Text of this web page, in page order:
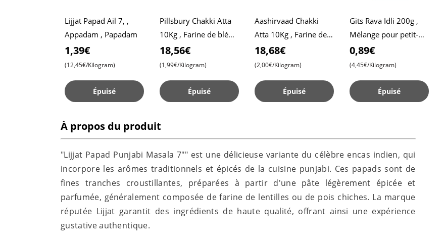
Lijjat Papad Ail 7, ,
Appadam , Papadam
1,39€
(12,45€/Kilogram)
Épuisé
Pillsbury Chakki Atta
10Kg , Farine de blé
entier , Roti moelleux ,
Chapati
18,56€
(1,99€/Kilogram)
Épuisé
Aashirvaad Chakki
Atta 10Kg , Farine de
blé entier , Roti
moelleux , Chapati
18,68€
(2,00€/Kilogram)
Épuisé
Gits Rava Idli 200g ,
Mélange pour petit-
déjeuner , Mélange
savoureux de gâteau
0,89€
(4,45€/Kilogram)
Épuisé
À propos du produit
"Lijjat Papad Punjabi Masala 7"" est une délicieuse variante du célèbre encas indien, qui
incorpore les arômes traditionnels et épicés de la cuisine punjabi. Ces papads sont de
fines tranches croustillantes, préparées à partir d'une pâte légèrement épicée et
parfumée, généralement composée de farine de lentilles ou de pois chiches. La marque
réputée Lijjat garantit des ingrédients de haute qualité, offrant ainsi une expérience
gustative authentique.